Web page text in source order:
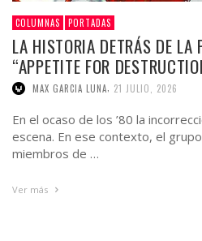
COLUMNAS PORTADAS
LA HISTORIA DETRÁS DE LA
“APPETITE FOR
MAX GARCIA LUNA, 21 JULIO, 2026
En el ocaso de los ’80 la
escena. En ese contexto, el
miembros de …
Ver más